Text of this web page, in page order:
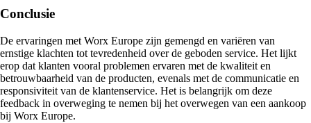
Conclusie
De ervaringen met Worx Europe zijn gemengd en variëren van
ernstige klachten tot tevredenheid over de geboden service. Het lijkt
erop dat klanten vooral problemen ervaren met de kwaliteit en
betrouwbaarheid van de producten, evenals met de communicatie en
responsiviteit van de klantenservice. Het is belangrijk om deze
feedback in overweging te nemen bij het overwegen van een aankoop
bij Worx Europe.